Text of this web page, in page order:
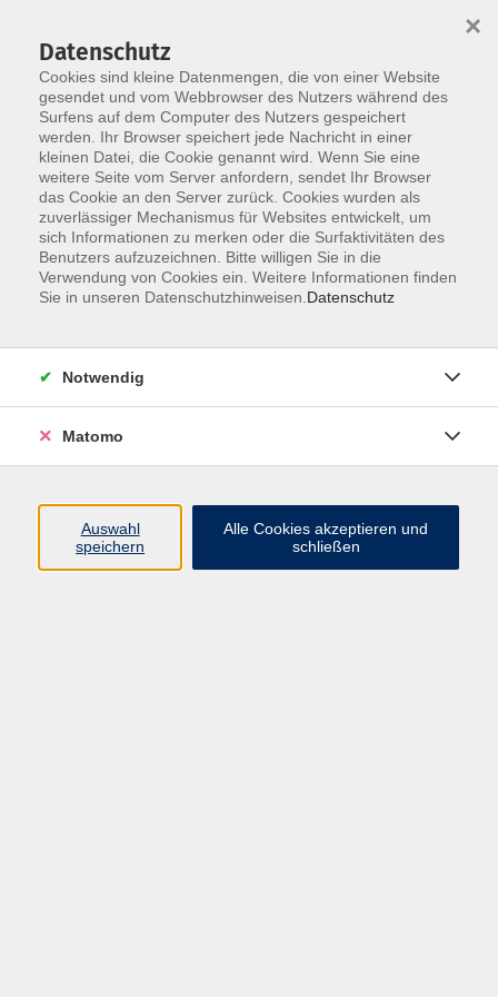
Skip to main content
Der Kurs konnte nicht gefunden werden.
Impressum
Datenschutz
Cookies sind kleine Datenmengen, die von einer Website
gesendet und vom Webbrowser des Nutzers während des
Surfens auf dem Computer des Nutzers gespeichert
werden. Ihr Browser speichert jede Nachricht in einer
kleinen Datei, die Cookie genannt wird. Wenn Sie eine
weitere Seite vom Server anfordern, sendet Ihr Browser
das Cookie an den Server zurück. Cookies wurden als
zuverlässiger Mechanismus für Websites entwickelt, um
sich Informationen zu merken oder die Surfaktivitäten des
Benutzers aufzuzeichnen. Bitte willigen Sie in die
Verwendung von Cookies ein. Weitere Informationen finden
Sie in unseren Datenschutzhinweisen. Datenschutz
×
Notwendig
Matomo
Auswahl
speichern
Alle Cookies akzeptieren und
schließen